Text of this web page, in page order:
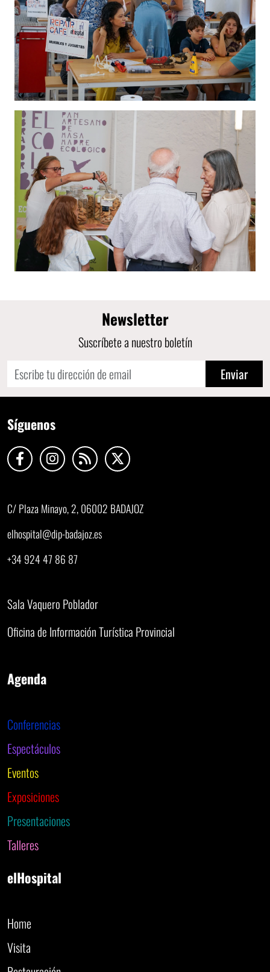
Newsletter
Suscríbete a nuestro boletín
Enviar
Síguenos
C/ Plaza Minayo, 2, 06002 BADAJOZ
elhospital@dip-badajoz.es
+34 924 47 86 87
Sala Vaquero Poblador
Oficina de Información Turística Provincial
Agenda
Conferencias
Espectáculos
Eventos
Exposiciones
Presentaciones
Talleres
elHospital
Home
Visita